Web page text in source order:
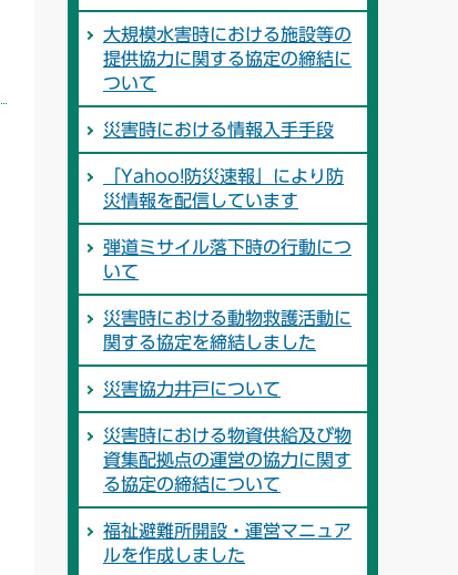
大規模水害時における施設等の
提供協力に関する協定の締結に
ついて
災害時における情報入手手段
「Yahoo!防災速報」により防
災情報を配信しています
弾道ミサイル落下時の行動につ
いて
災害時における動物救護活動に
関する協定を締結しました
災害協力井戸について
災害時における物資供給及び物
資集配拠点の運営の協力に関す
る協定の締結について
福祉避難所開設・運営マニュア
ルを作成しました